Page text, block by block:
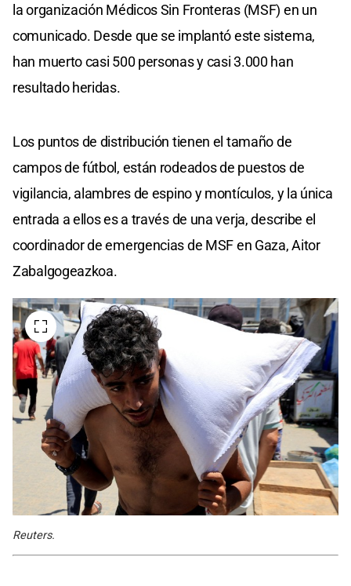
la organización Médicos Sin Fronteras (MSF) en un
comunicado. Desde que se implantó este sistema,
han muerto casi 500 personas y casi 3.000 han
resultado heridas.
Los puntos de distribución tienen el tamaño de
campos de fútbol, están rodeados de puestos de
vigilancia, alambres de espino y montículos, y la única
entrada a ellos es a través de una verja, describe el
coordinador de emergencias de MSF en Gaza, Aitor
Zabalgogeazkoa.
Reuters.